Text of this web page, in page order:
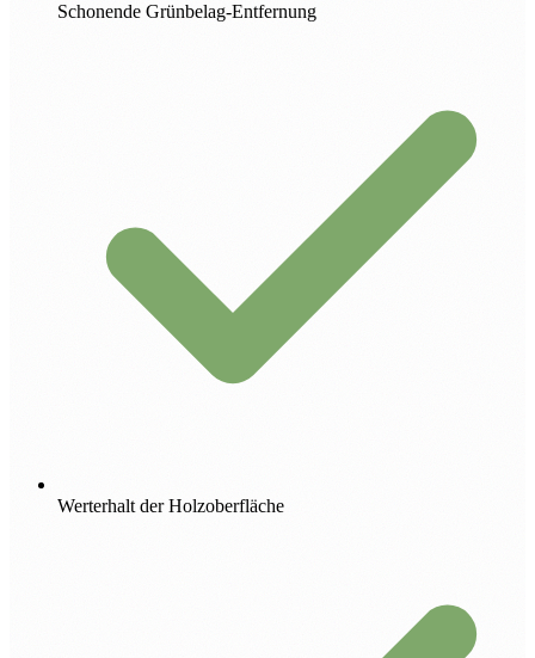
Schonende Grünbelag-Entfernung
Werterhalt der Holzoberfläche